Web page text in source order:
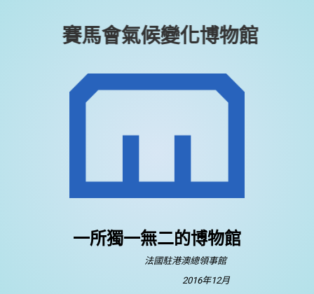
賽馬會氣候變化博物館
一所獨一無二的博物館
法國駐港澳總領事館
2016年12月